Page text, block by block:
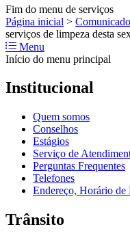
Fim do menu de serviços
Página inicial >
serviços de limpeza desta
Menu
Início do menu principal
Institucional
Quem somos
Conselhos
Estágios
Serviço de
Perguntas Frequentes
Telefones
Endereço, Horário de
Trânsito